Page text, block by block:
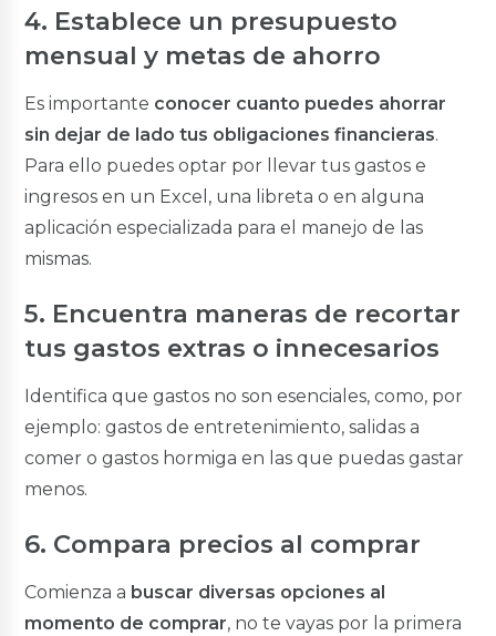
4. Establece un presupuesto
mensual y metas de ahorro
Es importante conocer cuanto puedes ahorrar
sin dejar de lado tus obligaciones financieras.
Para ello puedes optar por llevar tus gastos e
ingresos en un Excel, una libreta o en alguna
aplicación especializada para el manejo de las
mismas.
5. Encuentra maneras de recortar
tus gastos extras o innecesarios
Identifica que gastos no son esenciales, como, por
ejemplo: gastos de entretenimiento, salidas a
comer o gastos hormiga en las que puedas gastar
menos.
6. Compara precios al comprar
Comienza a buscar diversas opciones al
momento de comprar, no te vayas por la primera